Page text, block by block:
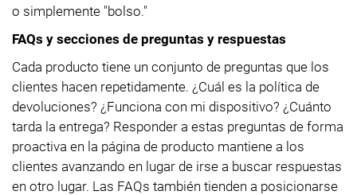
o simplemente "bolso."
FAQs y secciones de preguntas y respuestas
Cada producto tiene un conjunto de preguntas que los
clientes hacen repetidamente. ¿Cuál es la política de
devoluciones? ¿Funciona con mi dispositivo? ¿Cuánto
tarda la entrega? Responder a estas preguntas de forma
proactiva en la página de producto mantiene a los
clientes avanzando en lugar de irse a buscar respuestas
en otro lugar. Las FAQs también tienden a posicionarse